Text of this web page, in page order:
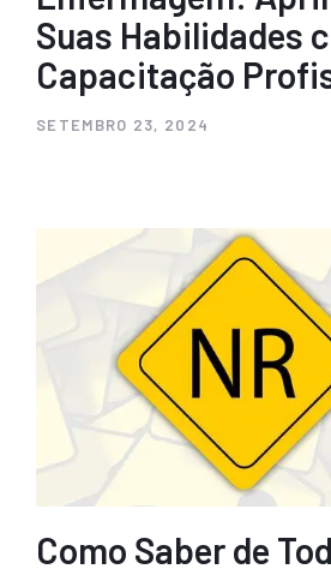
Suas Habilidades
Capacitação
SETEMBRO 23, 2024
Como Saber de